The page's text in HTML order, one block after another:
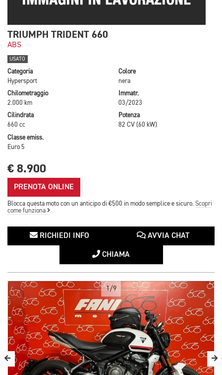
TRIUMPH TRIDENT 660
ABS
USATO
Categoria
Hypersport
Colore
nera
Chilometraggio
2.000 km
Immatr.
03/2023
Cilindrata
660 cc
Potenza
82 CV (60 kW)
Classe emiss.
Euro 5
€ 8.900
PRENOTA ONLINE
Blocca questa moto con un anticipo di €500 in modo semplice e sicuro. Scopri
come funziona
RICHIEDI INFO AVVIA CHAT
CHIAMA
1/9